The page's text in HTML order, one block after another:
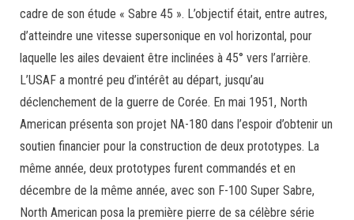
cadre de son étude « Sabre 45 ». L’objectif était, entre autres,
d’atteindre une vitesse supersonique en vol horizontal, pour
laquelle les ailes devaient être inclinées à 45° vers l’arrière.
L’USAF a montré peu d’intérêt au départ, jusqu’au
déclenchement de la guerre de Corée. En mai 1951, North
American présenta son projet NA-180 dans l’espoir d’obtenir un
soutien financier pour la construction de deux prototypes. La
même année, deux prototypes furent commandés et en
décembre de la même année, avec son F-100 Super Sabre,
North American posa la première pierre de sa célèbre série